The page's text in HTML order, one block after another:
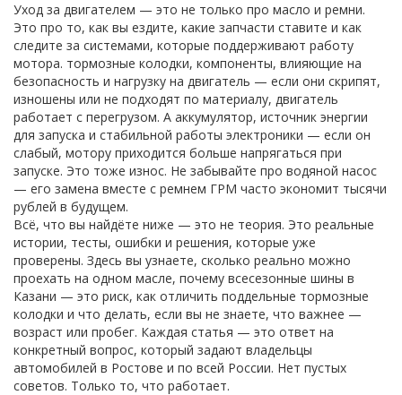
Уход за двигателем — это не только про масло и ремни.
Это про то, как вы ездите, какие запчасти ставите и как
следите за системами, которые поддерживают работу
мотора. тормозные колодки, компоненты, влияющие на
безопасность и нагрузку на двигатель — если они скрипят,
изношены или не подходят по материалу, двигатель
работает с перегрузом. А аккумулятор, источник энергии
для запуска и стабильной работы электроники — если он
слабый, мотору приходится больше напрягаться при
запуске. Это тоже износ. Не забывайте про водяной насос
— его замена вместе с ремнем ГРМ часто экономит тысячи
рублей в будущем.
Всё, что вы найдёте ниже — это не теория. Это реальные
истории, тесты, ошибки и решения, которые уже
проверены. Здесь вы узнаете, сколько реально можно
проехать на одном масле, почему всесезонные шины в
Казани — это риск, как отличить поддельные тормозные
колодки и что делать, если вы не знаете, что важнее —
возраст или пробег. Каждая статья — это ответ на
конкретный вопрос, который задают владельцы
автомобилей в Ростове и по всей России. Нет пустых
советов. Только то, что работает.